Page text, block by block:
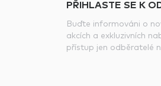
PŘIHLASTE SE K
Buďte informováni o
akcích a exkluzivních
přístup jen odběratelé